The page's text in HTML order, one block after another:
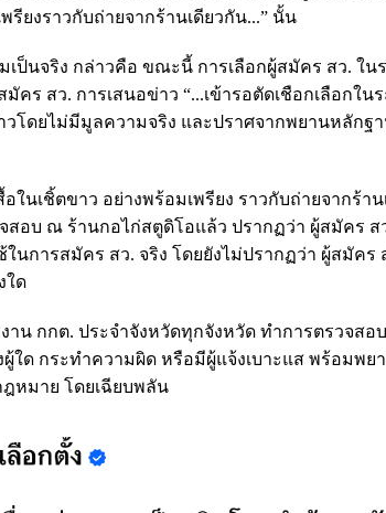
รียงราวกับถ่ายจากร้านเดียวกัน...” นั้น
ป็นจริง กล่าวคือ ขณะนี้ การเลือกผู้สมัคร สว. ใน
คร สว. การเสนอข่าว “...เข้ารอตัดเชือกเลือกใ
วโดยไม่มีมูลความจริง และปราศจากพยานหลักฐ
ในเชิ้ตขาว อย่างพร้อมเพรียง ราวกับถ่ายจากร้า
สอบ ณ ร้านกอไก่สตูดิโอแล้ว ปรากฏว่า ผู้สมัคร ส
นการสมัคร สว. จริง โดยยังไม่ปรากฏว่า ผู้สมัค
ใด
น กกต. ประจำจังหวัดทุกจังหวัด ทำการตรวจส
ใด กระทำความผิด หรือมีผู้แจ้งเบาะแส พร้อมพย
หมาย โดยเฉียบพลัน